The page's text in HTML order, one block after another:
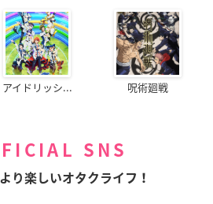
アイドリッシ... 呪術廻戦
SNS
り楽しいオタクライフ！